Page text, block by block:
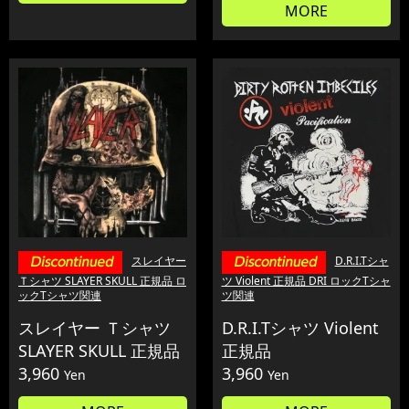
MORE
スレイヤー
Ｔシャツ SLAYER SKULL 正規品 ロ
ックTシャツ関連
スレイヤー Ｔシャツ
SLAYER SKULL 正規品
3,960 Yen
D.R.I.Tシャ
ツ Violent 正規品 DRI ロックTシャ
ツ関連
D.R.I.Tシャツ Violent
正規品
3,960 Yen